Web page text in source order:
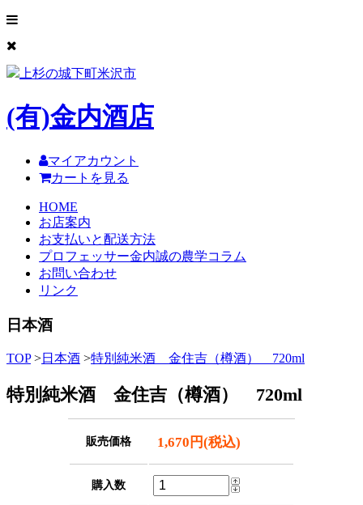
上杉の城下町米沢市
(有)金内酒店
マイアカウント
カートを見る
HOME
お店案内
お支払いと配送方法
プロフェッサー金内誠の農学コラム
お問い合わせ
リンク
日本酒
TOP >日本酒 >特別純米酒 金住吉（樽酒） 720ml
特別純米酒 金住吉（樽酒） 720ml
販売価格 1,670円(税込)
購入数